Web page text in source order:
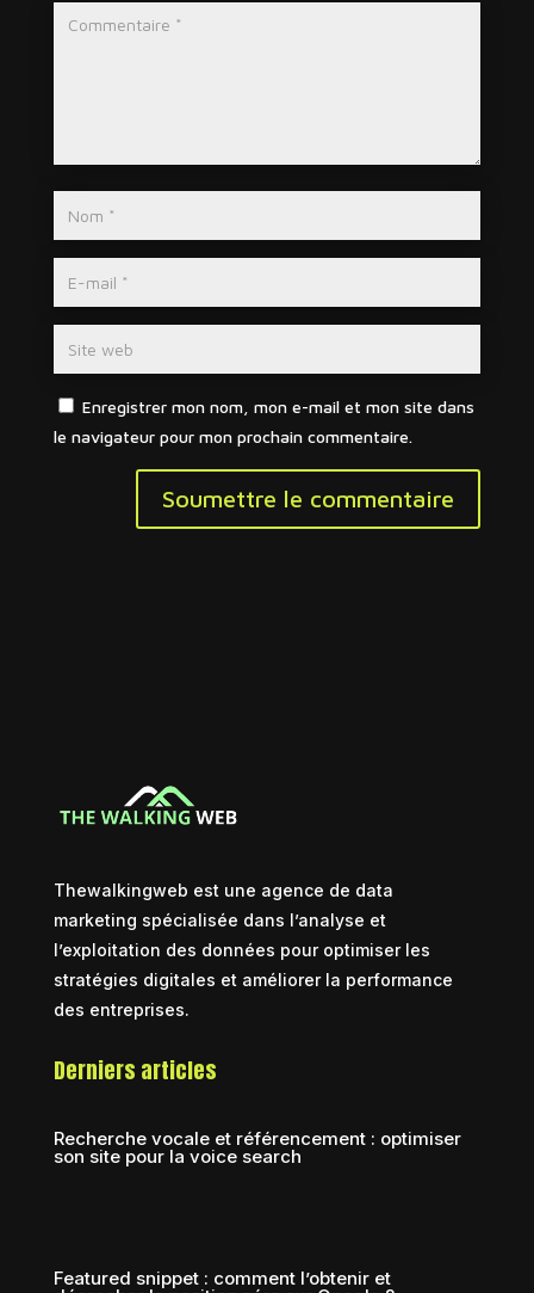
Enregistrer mon nom, mon e-mail et mon site dans
le navigateur pour mon prochain commentaire.
Soumettre le commentaire
Thewalkingweb est une agence de data
marketing spécialisée dans l’analyse et
l’exploitation des données pour optimiser les
stratégies digitales et améliorer la performance
des entreprises.
Derniers articles
Recherche vocale et référencement : optimiser
son site pour la voice search
Featured snippet : comment l’obtenir et